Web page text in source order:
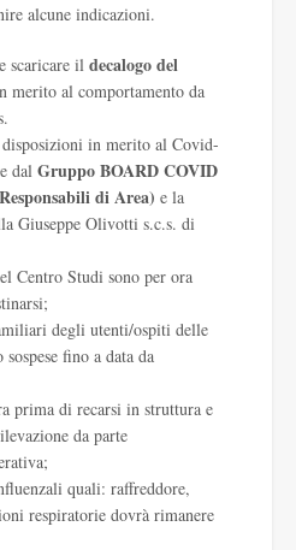
alcune indicazioni.
scaricare il decalogo del
merito al comportamento da
in merito al Covid-
dal Gruppo BOARD COVID
di Area) e la
Giuseppe Olivotti s.c.s. di
Centro Studi sono per ora
degli utenti/ospiti delle
fino a data da
prima di recarsi in struttura e
da parte
quali: raffreddore,
respiratorie dovrà rimanere